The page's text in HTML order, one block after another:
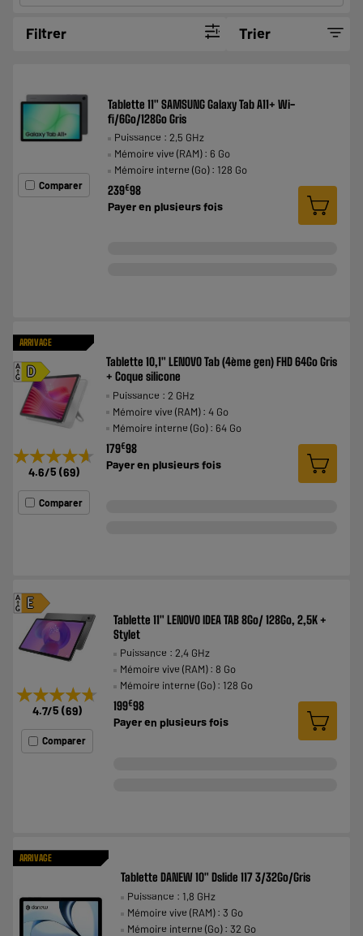
Filtrer Trier
Comparer
Tablette 11" SAMSUNG Galaxy Tab A11+ Wi-
fi/6Go/128Go Gris
Puissance : 2,5 GHz
Mémoire vive (RAM) : 6 Go
Mémoire interne (Go) : 128 Go
239€98
Payer en plusieurs fois
ARRIVAGE
D
A
G
★★★★★
★★★★★
4.6/5 (69)
Comparer
Tablette 10,1" LENOVO Tab (4ème gen) FHD 64Go Gris
+ Coque silicone
Puissance : 2 GHz
Mémoire vive (RAM) : 4 Go
Mémoire interne (Go) : 64 Go
179€98
Payer en plusieurs fois
E
A
G
★★★★★
★★★★★
4.7/5 (69)
Comparer
Tablette 11" LENOVO IDEA TAB 8Go/ 128Go, 2,5K +
Stylet
Puissance : 2,4 GHz
Mémoire vive (RAM) : 8 Go
Mémoire interne (Go) : 128 Go
199€98
Payer en plusieurs fois
ARRIVAGE
Tablette DANEW 10" Dslide 117 3/32Go/Gris
Puissance : 1,8 GHz
Mémoire vive (RAM) : 3 Go
Mémoire interne (Go) : 32 Go